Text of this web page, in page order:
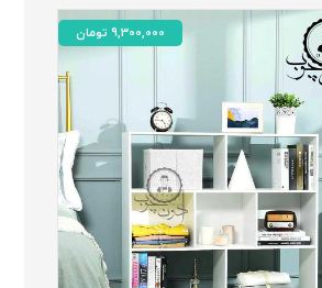
9,300,000 تومان